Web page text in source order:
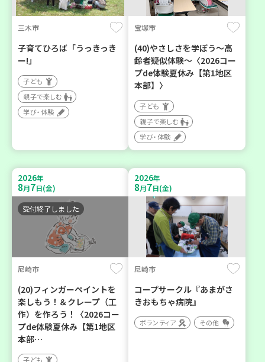
三木市
子育てひろば「うっきっき
ー!」
子ども
親子で楽しむ
学び・体験
宝塚市
(40)やさしさを学ぼう～高
齢者疑似体験～〈2026コー
プde体験夏休み【第1地区
本部】〉
子ども
親子で楽しむ
学び・体験
2026年
8月7日(金)
受付終了しました
尼崎市
(20)フィンガーペイントを
楽しもう！＆クレープ（工
作）を作ろう！〈2026コー
プde体験夏休み【第1地区
本部…
子ども
2026年
8月7日(金)
尼崎市
コープサークル『あまがさ
きおもちゃ病院』
ボランティア その他